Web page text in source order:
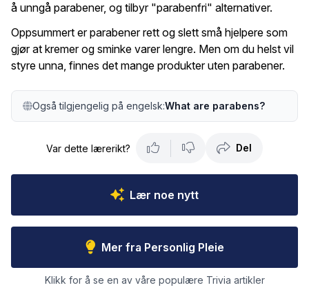
å unngå parabener, og tilbyr "parabenfri" alternativer.
Oppsummert er parabener rett og slett små hjelpere som
gjør at kremer og sminke varer lengre. Men om du helst vil
styre unna, finnes det mange produkter uten parabener.
Også tilgjengelig på engelsk:What are parabens?
Var dette lærerikt? Del
Lær noe nytt
Mer fra Personlig Pleie
Klikk for å se en av våre populære Trivia artikler